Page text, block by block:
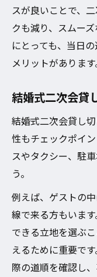
スが良いことで、
クも減り、スムー
にとっても、当日
メリットがあります
結婚式二次会貸
結婚式二次会貸し
性もチェックポイ
スやタクシー、駐
う。
例えば、ゲストの
線で来る方もいま
できる立地を選ぶ
えるために重要で
際の道順を確認し